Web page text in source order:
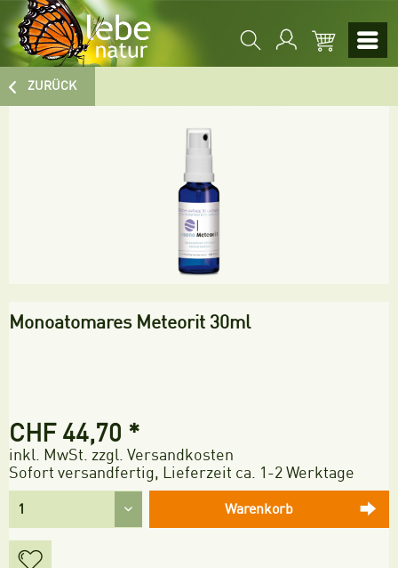
ZURÜCK
Monoatomares Meteorit 30ml
CHF 44,70 *
inkl. MwSt. zzgl. Versandkosten
Sofort versandfertig, Lieferzeit ca. 1-2 Werktage
Warenkorb